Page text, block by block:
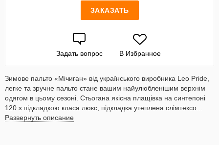
ЗАКАЗАТЬ
Задать вопрос В Избранное
Зимове пальто «Мічиган» від українського виробника Leo Pride,
легке та зручне пальто стане вашим найулюбленішим верхнім
одягом в цьому сезоні. Стьогана якісна плащівка на синтепоні
120 з підкладкою класа люкс, підкладка утеплена слімтексо...
Развернуть описание